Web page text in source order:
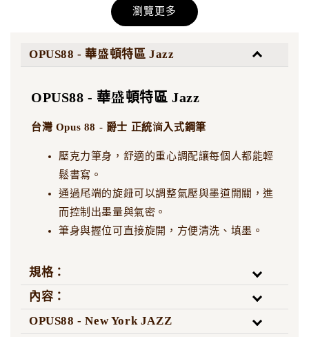
NT$ 7,500
- +
刀劍磨匠坊 - 雙層雙面
NT$ 5,500
NT$ 7,500
瀏覽更多
OPUS88 - 華盛頓特區 Jazz
OPUS88 - 華盛頓特區 Jazz
台灣 Opus 88 - 爵士 正統滴入式鋼筆
壓克力筆身，舒適的重心調配讓每個人都能輕
鬆書寫。
通過尾端的旋鈕可以調整氣壓與墨道開關，進
而控制出墨量與氣密。
筆身與握位可直接旋開，方便清洗、填墨。
規格：
內容：
OPUS88 - New York JAZZ